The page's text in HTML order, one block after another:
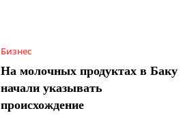
Бизнес
На молочных продуктах в Баку
начали указывать
происхождение